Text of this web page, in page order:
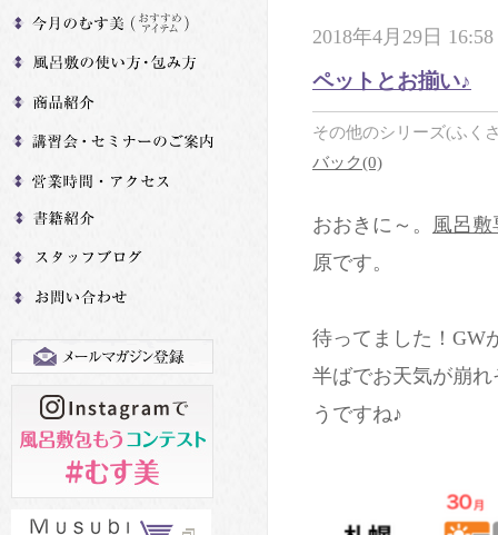
2018年4月29日 16:58
ペットとお揃い♪
その他のシリーズ(ふく
バック(0)
おおきに～。 風呂
原です。
待ってました！GW
半ばでお天気が崩
うですね♪